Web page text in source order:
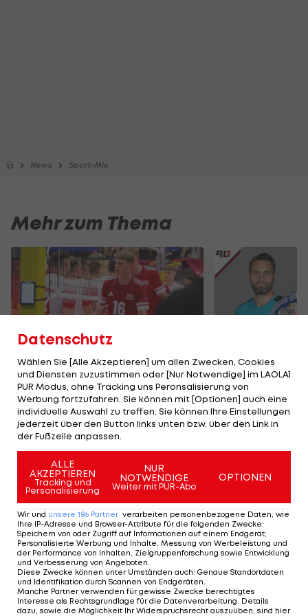
News Sport-Mix
Mehr zum Thema
Karrieresprung! ÖVV-
Teamspieler wechselt
in Topliga
Sport-Mix
Die
Tormänner
Geschichte
Fußball
TEILEN
KOMMENTARE
Datenschutz
Wählen Sie [Alle Akzeptieren] um allen Zwecken, Cookies
und Diensten zuzustimmen oder [Nur Notwendige] im LAOLA1
PUR Modus, ohne Tracking uns Peronsalisierung von
Werbung fortzufahren. Sie können mit [Optionen] auch eine
individuelle Auswahl zu treffen. Sie können Ihre Einstellungen
jederzeit über den Button links unten bzw. über den Link in
der Fußzeile anpassen.
ALLE
AKZEPTIEREN
Tracking und
Personalisierung
NUR
NOTWENDIGE
Weiter mit PUR-Abo
OPTIONEN
Wir und unsere 186 Partner verarbeiten personenbezogene Daten, wie
Ihre IP-Adresse und Browser-Attribute für die folgenden Zwecke:
Speichern von oder Zugriff auf Informationen auf einem Endgerät;
Personalisierte Werbung und Inhalte, Messung von Werbeleistung und
der Performance von Inhalten, Zielgruppenforschung sowie Entwicklung
und Verbesserung von Angeboten.
Diese Zwecke können unter Umständen auch: Genaue Standortdaten
und Identifikation durch Scannen von Endgeräten.
Manche Partner verwenden für gewisse Zwecke berechtigtes
Interesse als Rechtsgrundlage für die Datenverarbeitung. Details
dazu, sowie die Möglichkeit Ihr Widerspruchsrecht auszuüben, sind hier